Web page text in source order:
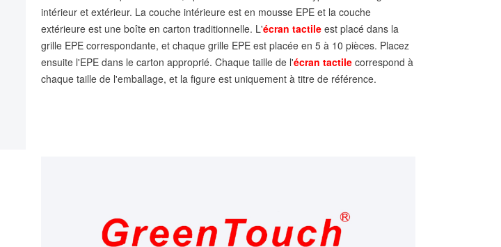
intérieur et extérieur. La couche intérieure est en mousse EPE et la couche
extérieure est une boîte en carton traditionnelle. L'écran tactile est placé dans la
grille EPE correspondante, et chaque grille EPE est placée en 5 à 10 pièces. Placez
ensuite l'EPE dans le carton approprié. Chaque taille de l'écran tactile correspond à
chaque taille de l'emballage, et la figure est uniquement à titre de référence.